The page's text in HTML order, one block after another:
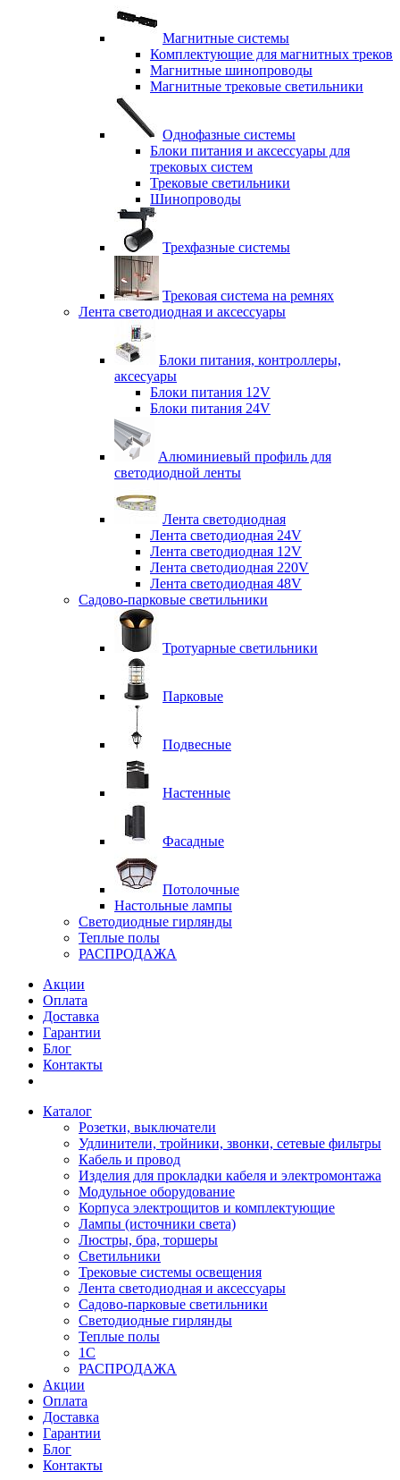
Магнитные системы
Комплектующие для магнитных треков
Магнитные шинопроводы
Магнитные трековые светильники
Однофазные системы
Блоки питания и аксессуары для
трековых систем
Трековые светильники
Шинопроводы
Трехфазные системы
Трековая система на ремнях
Лента светодиодная и аксессуары
Блоки питания, контроллеры,
аксесуары
Блоки питания 12V
Блоки питания 24V
Алюминиевый профиль для
светодиодной ленты
Лента светодиодная
Лента светодиодная 24V
Лента светодиодная 12V
Лента светодиодная 220V
Лента светодиодная 48V
Садово-парковые светильники
Тротуарные светильники
Парковые
Подвесные
Настенные
Фасадные
Потолочные
Настольные лампы
Светодиодные гирлянды
Теплые полы
РАСПРОДАЖА
Акции
Оплата
Доставка
Гарантии
Блог
Контакты
Каталог
Розетки, выключатели
Удлинители, тройники, звонки, сетевые фильтры
Кабель и провод
Изделия для прокладки кабеля и электромонтажа
Модульное оборудование
Корпуса электрощитов и комплектующие
Лампы (источники света)
Люстры, бра, торшеры
Светильники
Трековые системы освещения
Лента светодиодная и аксессуары
Садово-парковые светильники
Светодиодные гирлянды
Теплые полы
1С
РАСПРОДАЖА
Акции
Оплата
Доставка
Гарантии
Блог
Контакты